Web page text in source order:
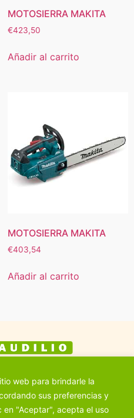
web para brindarle la
sus preferencias y
en "Aceptar", acepta el uso
MOTOSIERRA MAKITA
€423,50
Añadir al carrito
MOTOSIERRA MAKITA
€403,54
Añadir al carrito